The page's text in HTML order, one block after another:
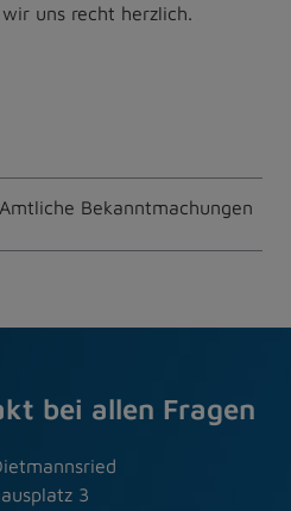
uns recht herzlich.
Amtliche Bekanntmachungen
bei allen Fragen
3